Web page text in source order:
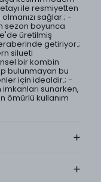
ile resmiyetten
sağlar.; -
sezon boyunca
üretilmiş
getiriyor.;
silueti
bir kombin
bulunmayan bu
için idealdir.; -
imkanları sunarken,
ömürlü kullanım